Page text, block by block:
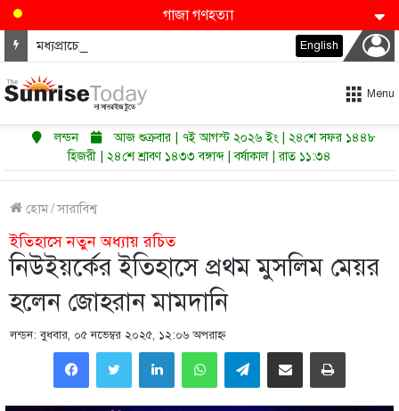
গাজা গণহত্যা
English
Menu
লন্ডন
আজ শুক্রবার | ৭ই আগস্ট ২০২৬ ইং | ২৪শে সফর ১৪৪৮
হিজরী | ২৪শে শ্রাবণ ১৪৩৩ বঙ্গাব্দ | বর্ষাকাল | রাত ১১:৩৪
হোম/সারাবিশ্ব
ইতিহাসে নতুন অধ্যায় রচিত
নিউইয়র্কের ইতিহাসে প্রথম মুসলিম মেয়র
হলেন জোহরান মামদানি
লন্ডন: বুধবার, ০৫ নভেম্বর ২০২৫, ১২:০৬ অপরাহ্ণ
LinkedInWhatsAppTelegramShare via Email Print